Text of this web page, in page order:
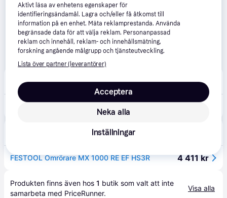
B
FESTOOL Omrörare MX 1000 RE EF HS3R 4 411 kr
Produkten finns även hos 1 butik som valt att inte
samarbeta med PriceRunner.
Visa alla
Aktivt läsa av enhetens egenskaper för
identifieringsändamål. Lagra och/eller få åtkomst till
information på en enhet. Mäta reklamprestanda. Använda
begränsade data för att välja reklam. Personanpassad
reklam och innehåll, reklam- och innehållsmätning,
forskning angående målgrupp och tjänsteutveckling.
Lista över partner (leverantörer)
Neka alla
Acceptera
Inställningar